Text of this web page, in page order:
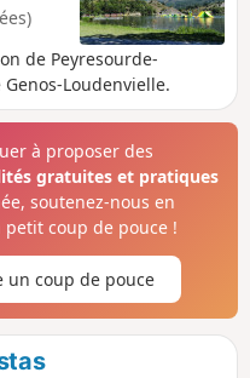
de Peyresourde-
Loudenvielle.
à proposer des
gratuites et pratiques
soutenez-nous en
coup de pouce !
un coup de pouce